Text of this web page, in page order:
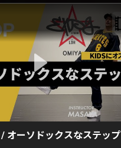
オーソドックスなステップ